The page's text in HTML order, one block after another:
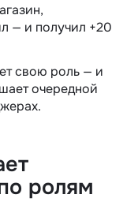
— и получил +20
свою роль — и
очередной
.
ролям